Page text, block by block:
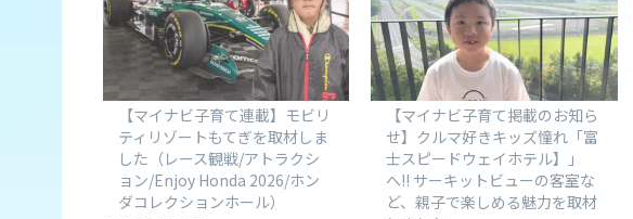
【マイナビ子育て連載】モビリ
ティリゾートもてぎを取材しま
した（レース観戦/アトラクシ
ョン/Enjoy Honda 2026/ホン
ダコレクションホール）
【マイナビ子育て掲載のお知ら
せ】クルマ好きキッズ憧れ「富
士スピードウェイホテル】」
へ!! サーキットビューの客室な
ど、親子で楽しめる魅力を取材